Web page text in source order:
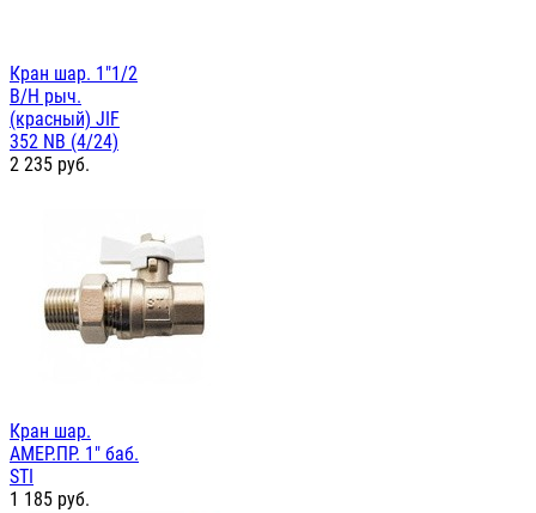
Кран шар. 1"1/2
В/Н рыч.
(красный) JIF
352 NB (4/24)
2 235 руб.
Кран шар.
АМЕР.ПР. 1" баб.
STI
1 185 руб.